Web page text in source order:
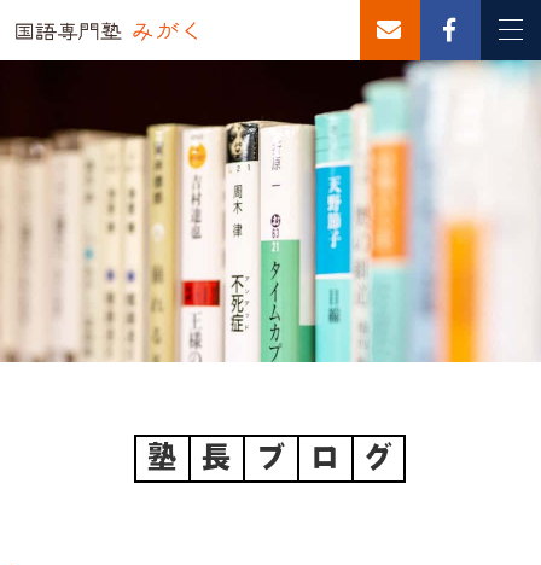
塾 長 ブ ロ グ